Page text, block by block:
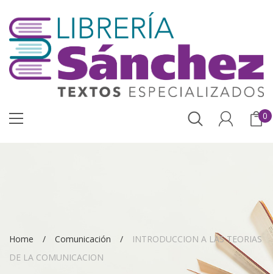
0
Home Comunicación
INTRODUCCION A LAS TEORIAS
DE LA COMUNICACION